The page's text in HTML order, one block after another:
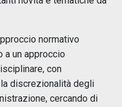
normativo
a un approccio
con
discrezionalità degli
cercando di